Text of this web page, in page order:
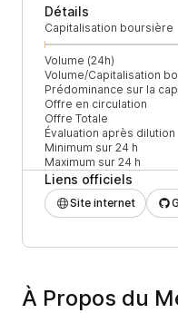
Détails
Capitalisation boursière
Volume (24h)
Volume/Capitalisation
Prédominance sur la
Offre en circulation
Offre Totale
Évaluation après dilution
Minimum sur 24 h
Maximum sur 24 h
Liens officiels
Site internet
À Propos du